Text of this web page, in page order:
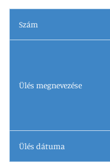
Szám
Ülés megnevezése
Ülés dátuma